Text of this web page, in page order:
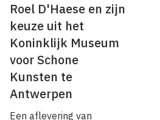
Roel D'Haese en zijn
keuze uit het
Koninklijk Museum
voor Schone
Kunsten te
Antwerpen
Een aflevering van